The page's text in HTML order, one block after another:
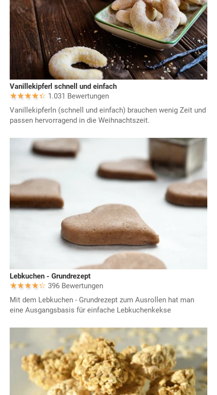
Vanillekipferl schnell und einfach
1.031 Bewertungen
Vanillekipferln (schnell und einfach) brauchen wenig Zeit und
passen hervorragend in die Weihnachtszeit.
Lebkuchen - Grundrezept
396 Bewertungen
Mit dem Lebkuchen - Grundrezept zum Ausrollen hat man
eine Ausgangsbasis für einfache Lebkuchenkekse